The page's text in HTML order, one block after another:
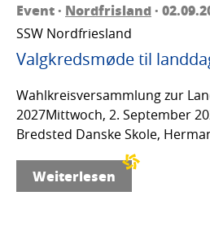
Event · Nordfrisland·
SSW Nordfriesland
Valgkredsmøde til
Wahlkreisversammlung zur
2027Mittwoch, 2. September
Bredsted Danske Skole,
Weiterlesen